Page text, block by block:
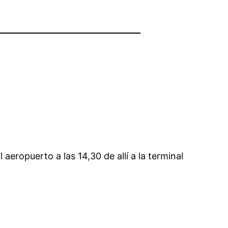
a las 14,30 de allí a la terminal